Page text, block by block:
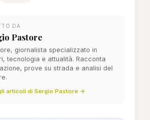
DA
Pastore
giornalista specializzato in
tecnologia e attualità. Racconta
prove su strada e analisi del
articoli di Sergio Pastore →